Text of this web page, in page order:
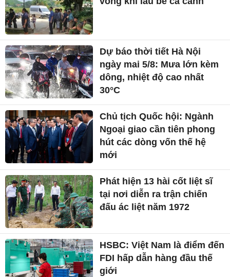
Dự báo thời tiết Hà Nội
ngày mai 5/8: Mưa lớn kèm
dông, nhiệt độ cao nhất
30°C
Chủ tịch Quốc hội: Ngành
Ngoại giao cần tiên phong
hút các dòng vốn thế hệ
mới
Phát hiện 13 hài cốt liệt sĩ
tại nơi diễn ra trận chiến
đấu ác liệt năm 1972
HSBC: Việt Nam là điểm đến
FDI hấp dẫn hàng đầu thế
giới